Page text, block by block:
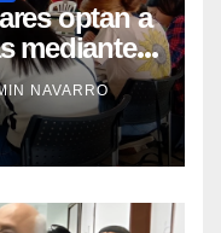
optan a
mediante
y la
NAVARRO